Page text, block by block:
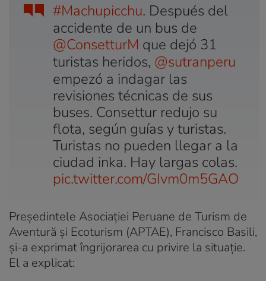
#Machupicchu. Después del
accidente de un bus de
@ConsetturM que dejó 31
turistas heridos, @sutranperu
empezó a indagar las
revisiones técnicas de sus
buses. Consettur redujo su
flota, según guías y turistas.
Turistas no pueden llegar a la
ciudad inka. Hay largas colas.
pic.twitter.com/GIvm0m5GAO
Președintele Asociației Peruane de Turism de
Aventură și Ecoturism (APTAE), Francisco Basili,
și-a exprimat îngrijorarea cu privire la situație.
El a explicat: